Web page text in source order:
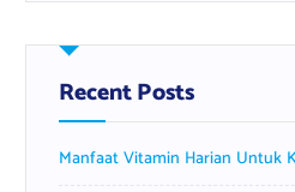
h
f
o
:
Recent Posts
Manfaat Vitamin Harian Untuk